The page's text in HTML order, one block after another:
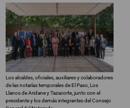
Los alcaldes, oficiales, auxiliares y colaboradores
de las notarías temporales de El Paso, Los
Llanos de Aridane y Tazacorte, junto con el
presidente y los demás integrantes del Consejo